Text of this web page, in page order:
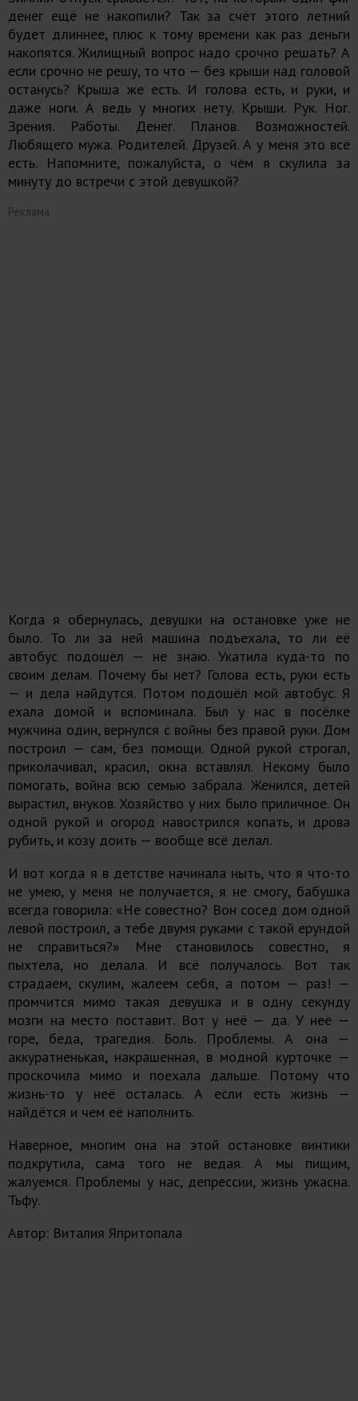
денег ещё не накопили? Так за счёт этого летний
будет длиннее, плюс к тому времени как раз деньги
накопятся. Жилищный вопрос надо срочно решать? А
если срочно не решу, то что — без крыши над головой
останусь? Крыша же есть. И голова есть, и руки, и
даже ноги. А ведь у многих нету. Крыши. Рук. Ног.
Зрения. Работы. Денег. Планов. Возможностей.
Любящего мужа. Родителей. Друзей. А у меня это всё
есть. Напомните, пожалуйста, о чём я скулила за
минуту до встречи с этой девушкой?
Реклама
Когда я обернулась, девушки на остановке уже не
было. То ли за ней машина подъехала, то ли её
автобус подошёл — не знаю. Укатила куда-то по
своим делам. Почему бы нет? Голова есть, руки есть
— и дела найдутся. Потом подошёл мой автобус. Я
ехала домой и вспоминала. Был у нас в посёлке
мужчина один, вернулся с войны без правой руки. Дом
построил — сам, без помощи. Одной рукой строгал,
приколачивал, красил, окна вставлял. Некому было
помогать, война всю семью забрала. Женился, детей
вырастил, внуков. Хозяйство у них было приличное. Он
одной рукой и огород навострился копать, и дрова
рубить, и козу доить — вообще всё делал.
И вот когда я в детстве начинала ныть, что я что-то
не умею, у меня не получается, я не смогу, бабушка
всегда говорила: «Не совестно? Вон сосед дом одной
левой построил, а тебе двумя руками с такой ерундой
не справиться?» Мне становилось совестно, я
пыхтела, но делала. И всё получалось. Вот так
страдаем, скулим, жалеем себя, а потом — раз! —
промчится мимо такая девушка и в одну секунду
мозги на место поставит. Вот у неё — да. У неё —
горе, беда, трагедия. Боль. Проблемы. А она —
аккуратненькая, накрашенная, в модной курточке —
проскочила мимо и поехала дальше. Потому что
жизнь-то у неё осталась. А если есть жизнь —
найдётся и чем её наполнить.
Наверное, многим она на этой остановке винтики
подкрутила, сама того не ведая. А мы пищим,
жалуемся. Проблемы у нас, депрессии, жизнь ужасна.
Тьфу.
Автор: Виталия Япритопала